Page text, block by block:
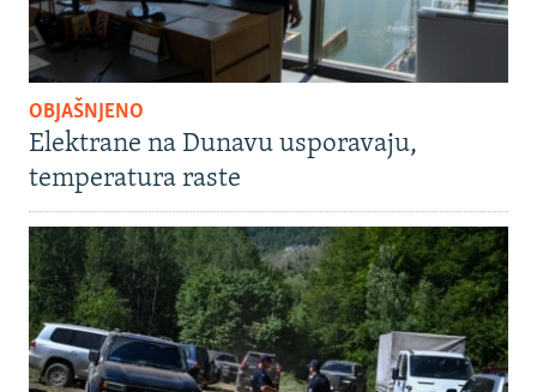
OBJAŠNJENO
Elektrane na Dunavu usporavaju,
temperatura raste